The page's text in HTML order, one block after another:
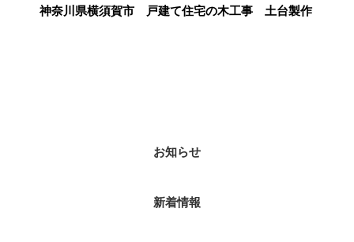
神奈川県横須賀市 戸建て住宅の木工事 土台製作
お知らせ
新着情報